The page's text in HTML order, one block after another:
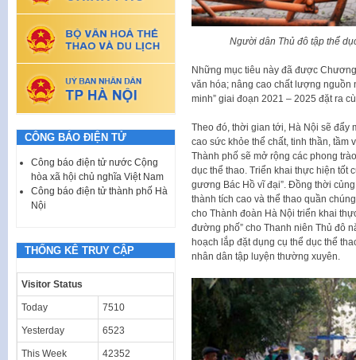
Người dân Thủ đô tập thể
Những mục tiêu này đã được
văn hóa; nâng cao chất lượng
minh” giai đoạn 2021 – 2025 đặt ra
Theo đó, thời gian tới, Hà Nội sẽ đẩy
cao sức khỏe thể chất, tinh thần, tầm
Thành phố sẽ mở rộng các phong
dục thể thao. Triển khai thực hiện tốt
gương Bác Hồ vĩ đại”. Đồng thời
thành tích cao và thể thao quần
cho Thành đoàn Hà Nội triển khai
đường phố” cho Thanh niên Thủ đô
hoạch lắp đặt dụng cụ thể dục thể
nhân dân tập luyện thường xuyên.
CÔNG BÁO ĐIỆN TỬ
Công báo điện tử nước Cộng
hòa xã hội chủ nghĩa Việt Nam
Công báo điện tử thành phố Hà
Nội
THỐNG KÊ TRUY CẬP
Visitor Status
Today 7510
Yesterday 6523
This Week 42352